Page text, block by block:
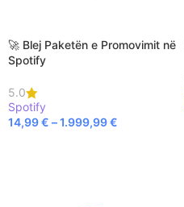
🚀 Blej Paketën e Promovimit në
Spotify
5.0
Spotify
14,99€ –1.999,99€